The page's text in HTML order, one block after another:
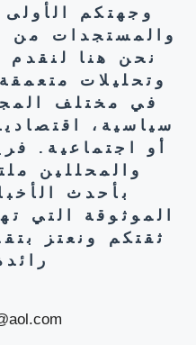
وجهتكم الأولى
والمستجدات من
نحن هنا لنقدم
وتحليلات
في مختلف
سياسية،
أو اجتماعية.
والمحللين
بأحدث
الموثوقة التي
ثقتكم ونعتز